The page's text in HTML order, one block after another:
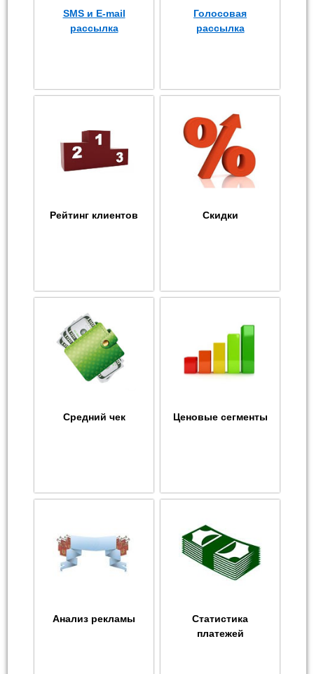
SMS и E-mail
рассылка
Голосовая
рассылка
Рейтинг клиентов Скидки
Средний чек Ценовые сегменты
Анализ рекламы
Статистика
платежей